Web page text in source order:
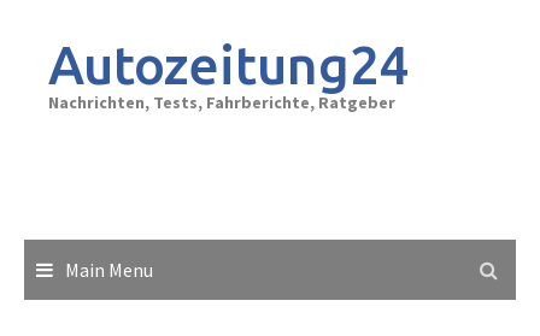
contentAutozeitung24
Nachrichten, Tests, Fahrberichte, Ratgeber
Main Menu